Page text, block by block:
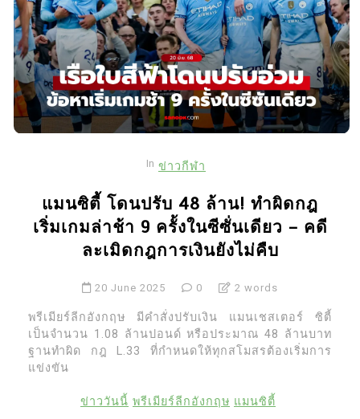
In ข่าวกีฬา
แมนซิตี้ โดนปรับ 48 ล้าน! ทำผิดกฎ
เริ่มเกมล่าช้า 9 ครั้งในซีซั่นเดียว – คดี
ละเมิดกฎการเงินยังไม่คืบ
20 June 2025 0 2 words
พรีเมียร์ลีกอังกฤษ มีคำสั่งปรับเงิน แมนเชสเตอร์ ซิตี้
เป็นจำนวน 1.08 ล้านปอนด์ หรือประมาณ 48 ล้านบาท
ฐานทำผิด กฎ L.33 ที่กำหนดให้ทุกสโมสรต้องเริ่มการ
แข่งขัน
ข่าววันนี้ พรีเมียร์ลีกอังกฤษ แมนซิตี้